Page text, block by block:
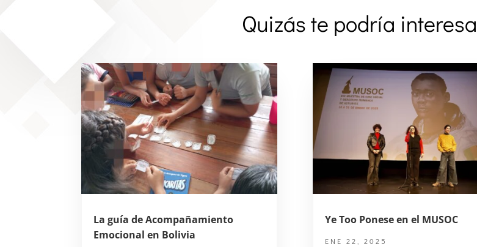
Quizás te podría
La guía de Acompañamiento
Emocional en Bolivia
Ye Too Ponese en el MUSOC
ENE 22, 2025